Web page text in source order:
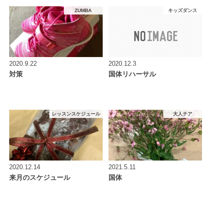
ZUMBA
2020.9.22
対策
キッズダンス
2020.12.3
国体リハーサル
レッスンスケジュール
2020.12.14
来月のスケジュール
大人チア
2021.5.11
国体